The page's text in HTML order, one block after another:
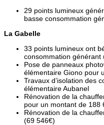
29 points lumineux
basse consommation
La Gabelle
33 points lumineux ont
consommation générant
Pose de panneaux
élémentaire Giono pour
Travaux d’isolation des
élémentaire Aubanel
Rénovation de la
pour un montant de 188
Rénovation de la
(69 546€)